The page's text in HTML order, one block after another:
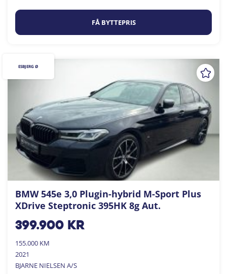
FÅ BYTTEPRIS
BMW 545e 3,0 Plugin-hybrid M-Sport Plus
XDrive Steptronic 395HK 8g Aut.
399.900kr
155.000 KM
2021
BJARNE NIELSEN A/S
ESBJERG Ø